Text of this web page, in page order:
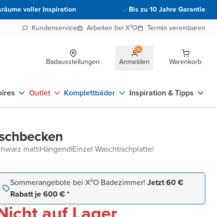
voller Inspiration
Bis zu 10 Jahre Garantie
Kundenservice
Arbeiten bei X²O Termin vereinbaren
Badausstellungen Anmelden Warenkorb
Outlet Komplettbäder Inspiration & Tipps
matt|Hängend|Einzel Waschtischplatte|
Sommerangebote bei X²O Badezimmer! Jetzt 60 €
Rabatt je 600 € *